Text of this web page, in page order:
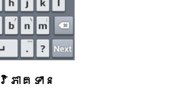
ាគទាន